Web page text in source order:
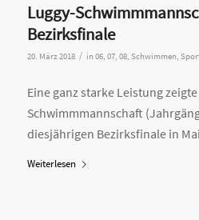
Luggy-
Bezirksfinale
20. März 2018 / in 06, 07, 08, Schwimmen,
Eine ganz starke Leistung
Schwimmmannschaft
diesjährigen Bezirksfinale in
Weiterlesen